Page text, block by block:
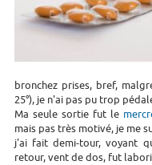
bronchez prises, bref,
25°), je n'ai pas pu trop
Ma seule sortie fut le
mais pas très motivé, je me
j'ai fait demi-tour, voyant
retour, vent de dos, fut